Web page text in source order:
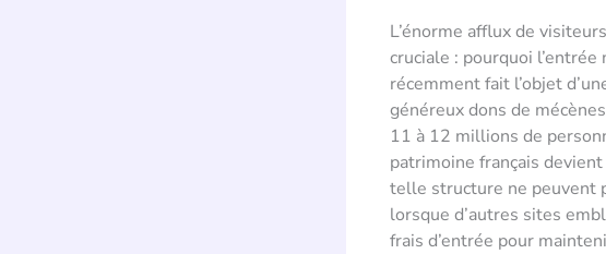
L’énorme afflux de
cruciale : pourquoi
récemment fait l’objet
généreux dons de
11 à 12 millions de
patrimoine français
telle structure ne peuvent
lorsque d’autres sites
frais d’entrée pour